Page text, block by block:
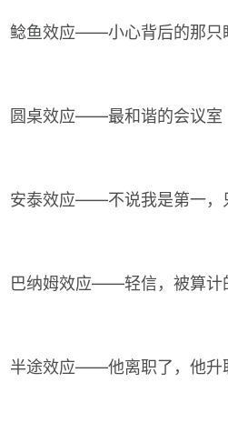
鲶鱼效应——小心背后的那只
圆桌效应——最和谐的会议室
安泰效应——不说我是第一，
巴纳姆效应——轻信，被算计
半途效应——他离职了，他升